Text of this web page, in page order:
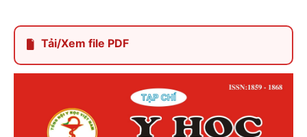
Tải/Xem file PDF